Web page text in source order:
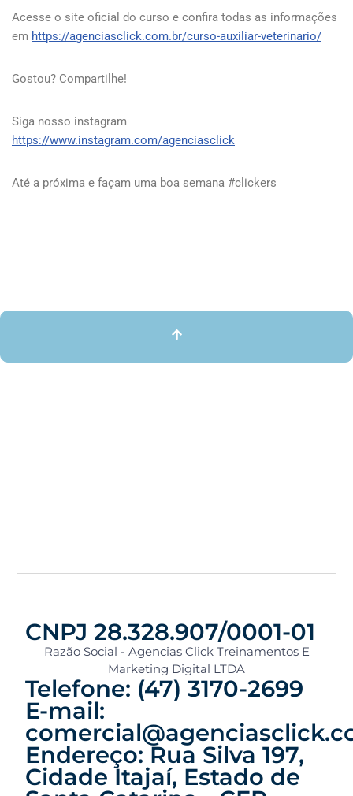
Acesse o site oficial do curso e confira todas as informações
em https://agenciasclick.com.br/curso-auxiliar-veterinario/
Gostou? Compartilhe!
Siga nosso instagram
https://www.instagram.com/agenciasclick
Até a próxima e façam uma boa semana #clickers
CNPJ 28.328.907/0001-01
Razão Social - Agencias Click Treinamentos E
Marketing Digital LTDA
Telefone: (47) 3170-2699
E-mail:
Endereço: Rua Silva 197,
Cidade Itajaí, Estado de